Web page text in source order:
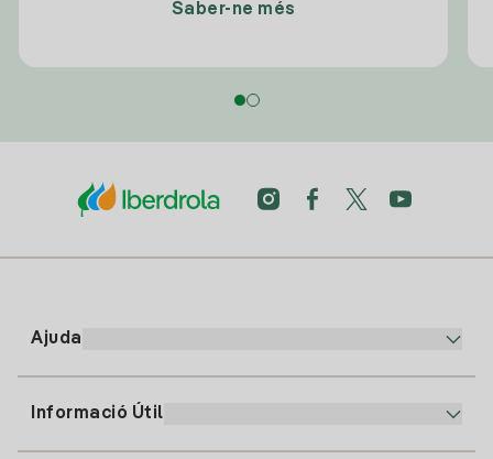
Saber-ne més
Ajuda
Informació Útil